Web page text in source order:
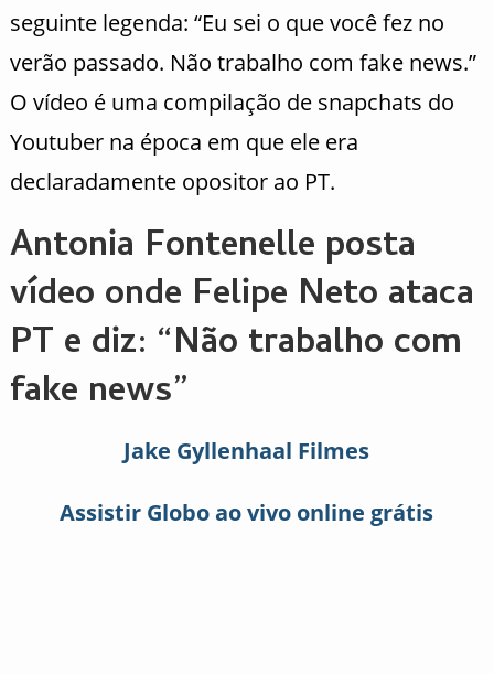
seguinte legenda: “Eu sei o que você fez no
verão passado. Não trabalho com fake news.”
O vídeo é uma compilação de snapchats do
Youtuber na época em que ele era
declaradamente opositor ao PT.
Antonia Fontenelle posta
vídeo onde Felipe Neto ataca
PT e diz: “Não trabalho com
fake news”
Jake Gyllenhaal Filmes
Assistir Globo ao vivo online grátis